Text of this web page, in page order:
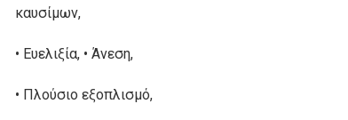
καυσίμων,
• Ευελιξία, • Άνεση,
• Πλούσιο εξοπλισμό,